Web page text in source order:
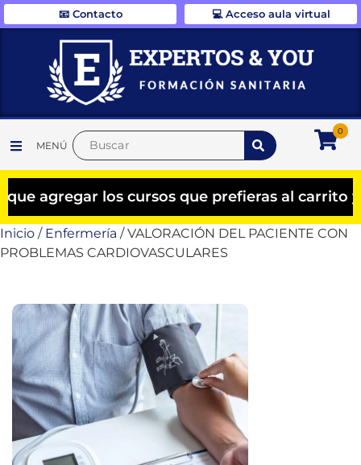
📧 Contacto 💻 Acceso aula virtual
MENÚ
0
los cursos que prefieras al carrito y el
Inicio / Enfermería / VALORACIÓN DEL PACIENTE CON
PROBLEMAS CARDIOVASCULARES